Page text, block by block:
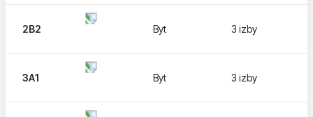
2B2 Byt 3 izby
3A1 Byt 3 izby